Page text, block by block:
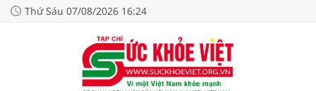
Thứ Sáu 07/08/2026 16:24